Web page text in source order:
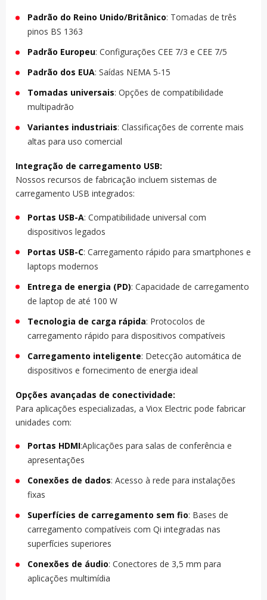
Padrão do Reino Unido/Britânico: Tomadas de três
pinos BS 1363
Padrão Europeu: Configurações CEE 7/3 e CEE 7/5
Padrão dos EUA: Saídas NEMA 5-15
Tomadas universais: Opções de compatibilidade
multipadrão
Variantes industriais: Classificações de corrente mais
altas para uso comercial
Integração de carregamento USB:
Nossos recursos de fabricação incluem sistemas de
carregamento USB integrados:
Portas USB-A: Compatibilidade universal com
dispositivos legados
Portas USB-C: Carregamento rápido para smartphones e
laptops modernos
Entrega de energia (PD): Capacidade de carregamento
de laptop de até 100 W
Tecnologia de carga rápida: Protocolos de
carregamento rápido para dispositivos compatíveis
Carregamento inteligente: Detecção automática de
dispositivos e fornecimento de energia ideal
Opções avançadas de conectividade:
Para aplicações especializadas, a Viox Electric pode fabricar
unidades com:
Portas HDMI:Aplicações para salas de conferência e
apresentações
Conexões de dados: Acesso à rede para instalações
fixas
Superfícies de carregamento sem fio: Bases de
carregamento compatíveis com Qi integradas nas
superfícies superiores
Conexões de áudio: Conectores de 3,5 mm para
aplicações multimídia